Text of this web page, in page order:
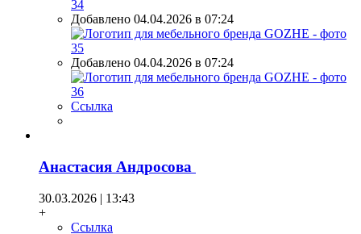
Добавлено 04.04.2026 в 07:24
Добавлено 04.04.2026 в 07:24
Ссылка
Анастасия Андросова
30.03.2026 | 13:43
+
Ссылка